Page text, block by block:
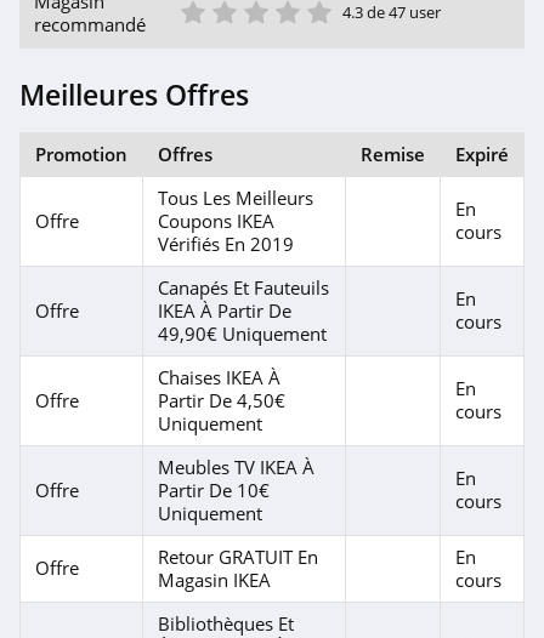
recommandé
5 étoile
4 étoile
3 étoile
2 étoile
1 étoile4.3 de 47 user
Meilleures Offres
Promotion Offres Remise Expiré
Offre
Tous Les Meilleurs
Coupons IKEA
Vérifiés En 2019
En
cours
Offre
Canapés Et Fauteuils
IKEA À Partir De
49,90€ Uniquement
En
cours
Offre
Chaises IKEA À
Partir De 4,50€
Uniquement
En
cours
Offre
Meubles TV IKEA À
Partir De 10€
Uniquement
En
cours
Offre
Retour GRATUIT En
Magasin IKEA
En
cours
Bibliothèques Et